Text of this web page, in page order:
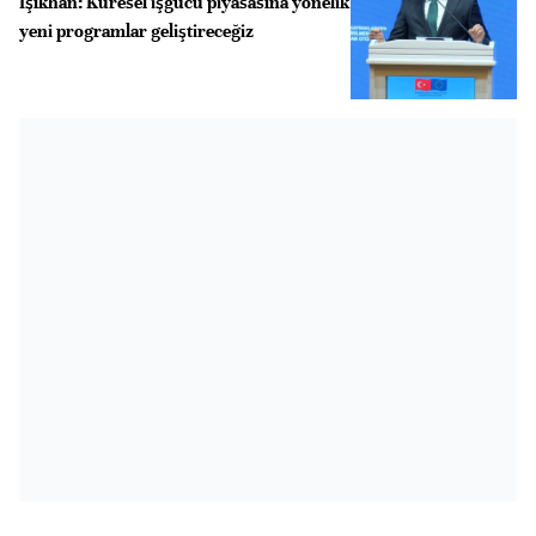
yeni programlar geliştireceğiz